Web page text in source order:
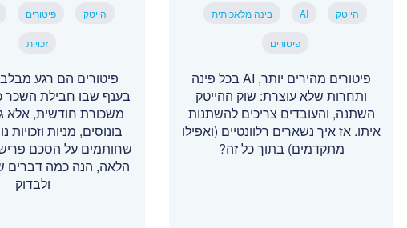
הייטק AI בינה מלאכותית
פיטורים
פיטורים מהירים יותר, AI בכל פינה
ותחרות שלא עוצרת: שוק ההייטק
השתנה, והעובדים צריכים להשתנות
איתו. אז איך נשארים רלוונטיים (ואפילו
מתקדמים) בתוך כל זה?
הייטק פיטורים
זכויות
פיטורים הם רגע
בענף שבו חבילת השכר
משכורת חודשית, אלא
בונוסים, מניות וזכויות
שחותמים על הסכם
הלאה, הנה כמה דברים
ולבדוק